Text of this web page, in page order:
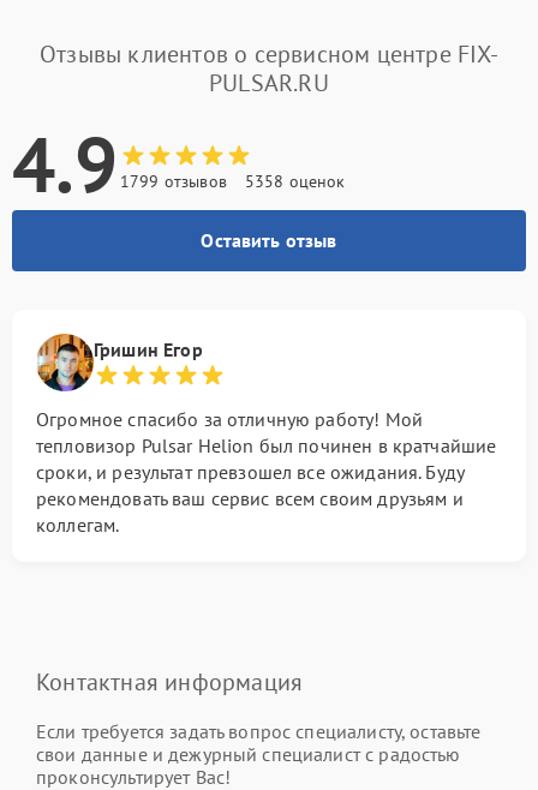
Отзывы клиентов о сервисном центре FIX-
PULSAR.RU
4.9 1799 отзывов 5358 оценок
Оставить отзыв
Гришин Егор
Огромное спасибо за отличную работу! Мой
тепловизор Pulsar Helion был починен в кратчайшие
сроки, и результат превзошел все ожидания. Буду
рекомендовать ваш сервис всем своим друзьям и
коллегам.
Контактная информация
Если требуется задать вопрос специалисту, оставьте
свои данные и дежурный специалист с радостью
проконсультирует Вас!